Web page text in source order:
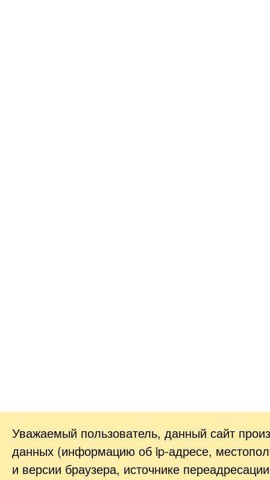
Уважаемый пользователь, данный сайт
данных (информацию об ip-адресе,
и версии браузера, источнике